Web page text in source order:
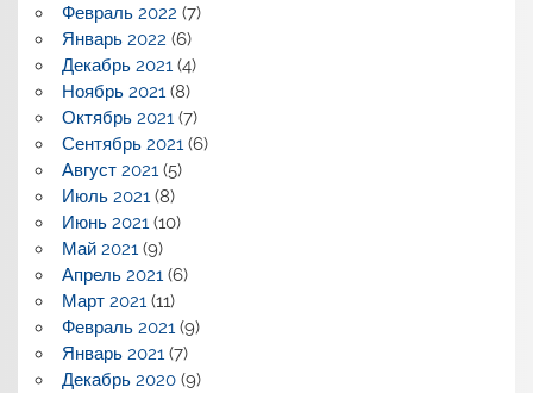
Февраль 2022 (7)
Январь 2022 (6)
Декабрь 2021(4)
Ноябрь 2021(8)
Октябрь 2021(7)
Сентябрь 2021(6)
Август 2021(5)
Июль 2021(8)
Июнь 2021(10)
Май 2021(9)
Апрель 2021(6)
Март 2021(11)
Февраль 2021(9)
Январь 2021(7)
Декабрь 2020(9)